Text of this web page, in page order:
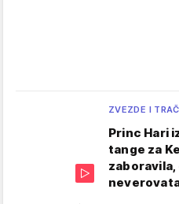
ZVEZDE I
Princ Hari
tange za
zaboravila,